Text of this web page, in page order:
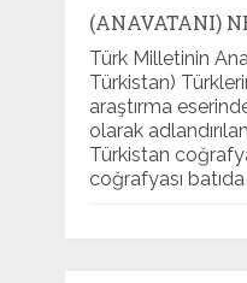
(ANAVATANI)
Türk Milletinin
Türkistan)
araştırma
olarak
Türkistan
coğrafyası batıda